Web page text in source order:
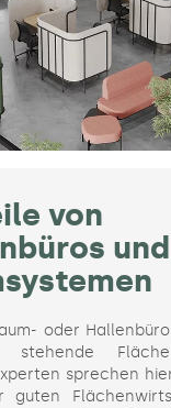
von
und
oder
stehende
sprechen
guten